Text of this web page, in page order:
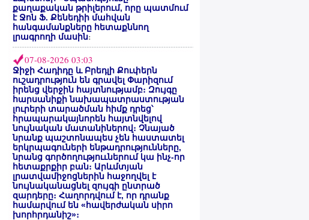
քաղաքական թրիլերում, որը պատմում
է Ջոն Ֆ. Քենեդիի մահվան
հանգամանքները հետաքննող
լրագրողի մասին։
07-08-2026 03:03
Ջիջի Հադիդը և Բրեդլի Քուփերն
ուշադրություն են գրավել Փարիզում
իրենց վերջին հայտնությամբ։ Զույգը
հարսանիքի նախապատրաստության
լուրերի տարածման հիմք դրեց՝
հրապարակայնորեն հայտնվելով
նույնական մատանիներով։ Չնայած
նրանք պաշտոնապես չեն հաստատել
երկրպագուների ենթադրությունները,
նրանց գործողություւներում կա ինչ-որ
հետաքրքիր բան։ Արևմտյան
լրատվամիջոցներին հաջողվել է
նույնականացնել զույգի ընտրած
զարդերը։ Հաղորդվում է, որ դրանք
համարվում են «հավերժական սիրո
խորհրդանիշ»։